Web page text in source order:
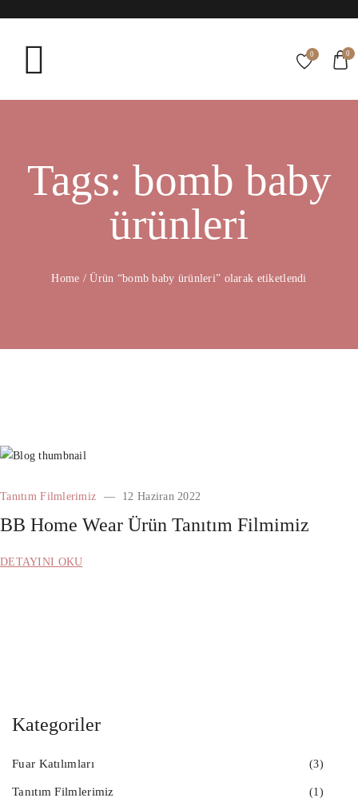
0 0
Tags: bomb baby
ürünleri
Home / Ürün “bomb baby ürünleri” olarak etiketlendi
Tanıtım Filmlerimiz 12 Haziran 2022
BB Home Wear Ürün Tanıtım Filmimiz
DETAYINI OKU
Kategoriler
Fuar Katılımları (3)
Tanıtım Filmlerimiz (1)